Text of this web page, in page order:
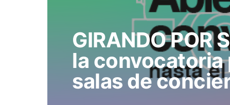
GIRANDO POR
la convocatoria
salas de